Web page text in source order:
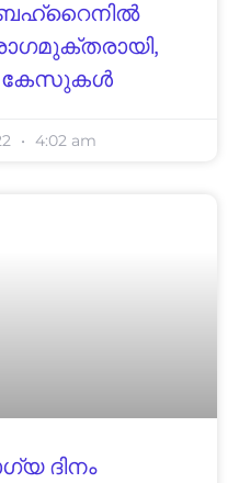
ബഹ്റൈനിൽ
കേസുകൾ
4:02 am
ദിനം